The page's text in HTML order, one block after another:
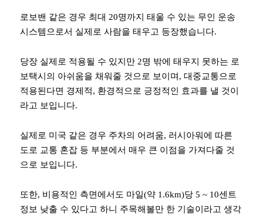
로보밴 같은 경우 최대 20명까지 태울 수 있는 무인 운송
시스템으로서 실제로 사람을 태우고 등장했습니다.
당장 실제로 적용될 수 있지만 2명 밖에 태우지 못하는 로
보택시의 아쉬움을 채워줄 것으로 보이며, 대중교통으로
적용된다면 경제적, 환경적으로 긍정적인 효과를 낼 것이
라고 보입니다.
실제로 미국 같은 경우 주차의 어려움, 러시아워에 따른
도로 교통 혼잡 등 부분에서 매우 큰 이점을 가져다줄 것
으로 보입니다.
또한, 비용적인 측면에서도 마일(약 1.6km)당 5 ~ 10센트
정보 낮출 수 있다고 하니 주목해볼만 한 기술이라고 생각